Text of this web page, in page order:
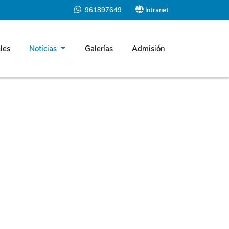
961897649 Intranet
Noticias Galerías Admisión